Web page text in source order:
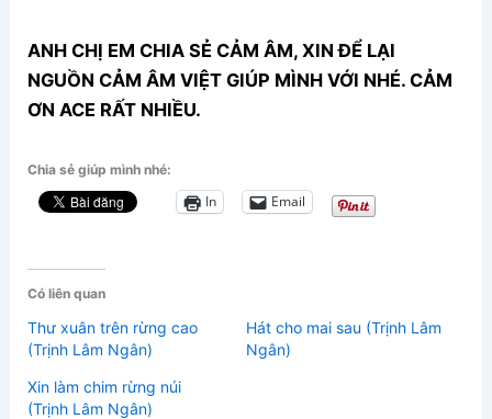
ANH CHỊ EM CHIA SẺ CẢM ÂM, XIN ĐỂ LẠI
NGUỒN CẢM ÂM VIỆT GIÚP MÌNH VỚI NHÉ. CẢM
ƠN ACE RẤT NHIỀU.
Chia sẻ giúp mình nhé:
In Email
Có liên quan
Thư xuân trên rừng cao
(Trịnh Lâm Ngân)
Hát cho mai sau (Trịnh Lâm
Ngân)
Xin làm chim rừng núi
(Trịnh Lâm Ngân)